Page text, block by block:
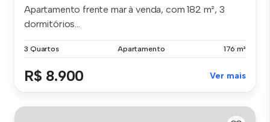
Apartamento frente mar à venda, com 182 m², 3
dormitórios...
3 Quartos Apartamento 176 m²
R$ 8.900 Ver mais